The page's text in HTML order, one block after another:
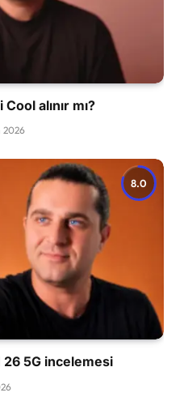
alınır mı?
2026
8.0
5G incelemesi